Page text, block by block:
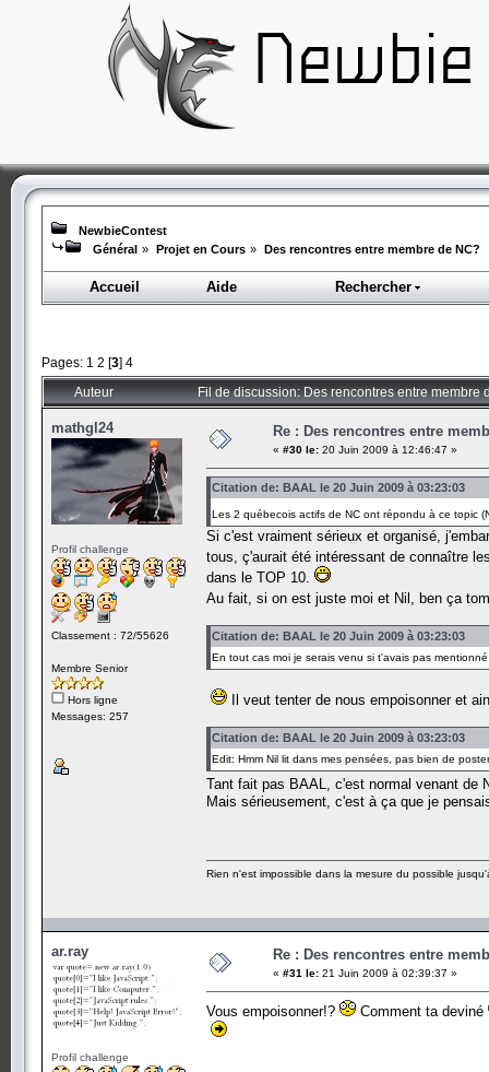
NewbieContest
Général » Projet en Cours » Des rencontres entre membre de NC?
Accueil Aide Rechercher
Pages: 1 2 [3] 4
Auteur Fil de discussion: Des rencontres entre membre
mathgl24
Profil challenge
Classement : 72/55626
Membre Senior
Hors ligne
Messages: 257
Re : Des rencontres entre
« #30 le: 20 Juin 2009 à 12:46:47 »
Citation de: BAAL le 20 Juin 2009 à 03:23:03
Les 2 québecois actifs de NC ont répondu à ce topic
Si c'est vraiment sérieux et organisé,
tous, ç'aurait été intéressant de connaître
dans le TOP 10.
Au fait, si on est juste moi et Nil, ben ça
Citation de: BAAL le 20 Juin 2009 à 03:23:03
En tout cas moi je serais venu si t'avais pas
Il veut tenter de nous empoisonner et
Citation de: BAAL le 20 Juin 2009 à 03:23:03
Edit: Hmm Nil lit dans mes pensées, pas bien de
Tant fait pas BAAL, c'est normal venant de
Mais sérieusement, c'est à ça que je
Rien n'est impossible dans la mesure du possible
ar.ray
Profil challenge
Re : Des rencontres entre
« #31 le: 21 Juin 2009 à 02:39:37 »
Vous empoisonner!? Comment ta deviné